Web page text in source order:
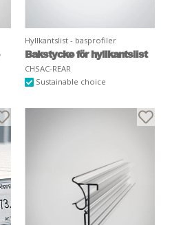
Hyllkantslist - basprofiler
Bakstycke för hyllkantslist
CHSAC-REAR
Sustainable choice